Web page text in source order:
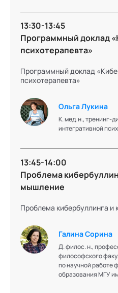
Максим
Руководитель
центра патриотического
Выбор»
Подробнее
Доктор политических наук,
Подробнее
13:30-13:45
Программный доклад
психотерапевта»
Программный доклад
психотерапевта»
Ольга Лукина
К. мед. н., тренинг-
интегративной
13:45-14:00
Проблема
мышление
Проблема кибербуллинга
Галина Сорина
Д. филос. н.,
философского
по научной работе
образования МГУ